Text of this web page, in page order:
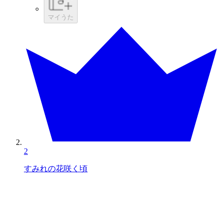
マイうた
2
すみれの花咲く頃